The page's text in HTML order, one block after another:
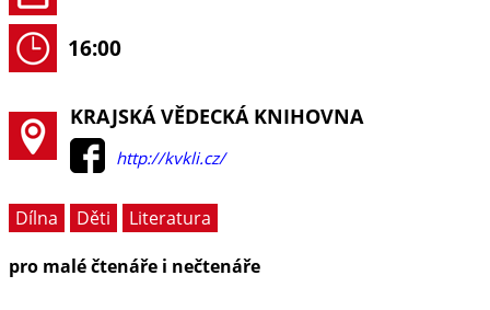
16:00
KRAJSKÁ VĚDECKÁ KNIHOVNA
http://kvkli.cz/
Dílna Děti
Literatura
pro malé čtenáře i nečtenáře